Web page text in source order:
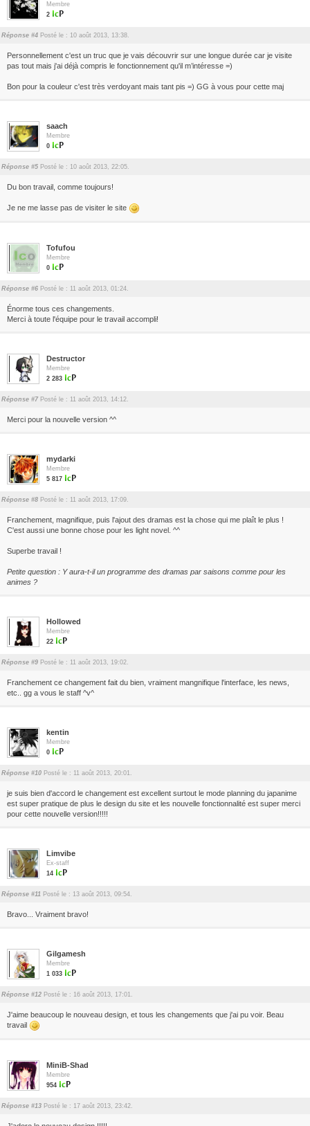
Membre
2
Réponse #4 Posté le : 10 août 2013, 13:38.
Personnellement c'est un truc que je vais découvrir sur une longue durée car je visite
pas tout mais j'ai déjà compris le fonctionnement qu'il m’intéresse =)
Bon pour la couleur c'est très verdoyant mais tant pis =) GG à vous pour cette maj
saach
Membre
0
Réponse #5 Posté le : 10 août 2013, 22:05.
Du bon travail, comme toujours!
Je ne me lasse pas de visiter le site
Tofufou
Membre
0
Réponse #6 Posté le : 11 août 2013, 01:24.
Énorme tous ces changements.
Merci à toute l'équipe pour le travail accompli!
Destructor
Membre
2 283
Réponse #7 Posté le : 11 août 2013, 14:12.
Merci pour la nouvelle version ^^
mydarki
Membre
5 817
Réponse #8 Posté le : 11 août 2013, 17:09.
Franchement, magnifique, puis l'ajout des dramas est la chose qui me plaît le plus !
C'est aussi une bonne chose pour les light novel. ^^
Superbe travail !
Petite question : Y aura-t-il un programme des dramas par saisons comme pour les
animes ?
Hollowed
Membre
22
Réponse #9 Posté le : 11 août 2013, 19:02.
Franchement ce changement fait du bien, vraiment mangnifique l'interface, les news,
etc.. gg a vous le staff ^v^
kentin
Membre
0
Réponse #10 Posté le : 11 août 2013, 20:01.
je suis bien d'accord le changement est excellent surtout le mode planning du japanime
est super pratique de plus le design du site et les nouvelle fonctionnalité est super merci
pour cette nouvelle version!!!!!
Limvibe
Ex-staff
14
Réponse #11 Posté le : 13 août 2013, 09:54.
Bravo... Vraiment bravo!
Gilgamesh
Membre
1 033
Réponse #12 Posté le : 16 août 2013, 17:01.
J'aime beaucoup le nouveau design, et tous les changements que j'ai pu voir. Beau
travail
MiniB-Shad
Membre
954
Réponse #13 Posté le : 17 août 2013, 23:42.